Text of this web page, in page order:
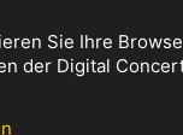
Sie Ihre
der Digital